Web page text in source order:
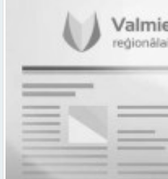
(turpmāk – IKT) saistīto problēmu
operatīvu risināšanu; nodrošināt
un ar to saistīto problēmsituāciju
diagnosticēt un modernizēt
datortīklus un programmatūru,
kontrolēt ārējo pakalpojumu
iestādēs infrastruktūras
IKT nomaiņu un efektīvāku izmantošanu; un ja Tev ir: vismaz
profesionālā izglītība informācijas
pieredze (ar informācijas
datortehnikas un biroja tehnikas
secību; izpratne par datortīkla
principiem; valsts valodas prasmes
prasībām; kompetences: ļoti labas